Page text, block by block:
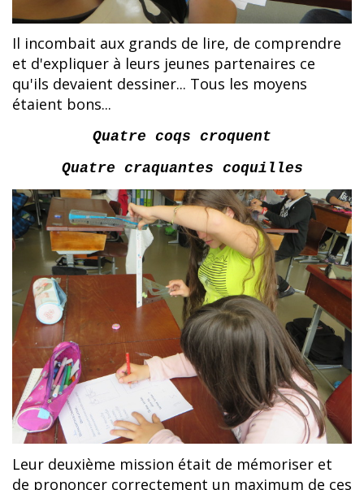
Il incombait aux grands de lire, de comprendre
et d'expliquer à leurs jeunes partenaires ce
qu'ils devaient dessiner... Tous les moyens
étaient bons...
Quatre coqs croquent
Quatre craquantes coquilles
Leur deuxième mission était de mémoriser et
de prononcer correctement un maximum de ces